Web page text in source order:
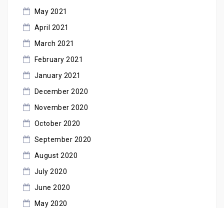
May 2021
April 2021
March 2021
February 2021
January 2021
December 2020
November 2020
October 2020
September 2020
August 2020
July 2020
June 2020
May 2020